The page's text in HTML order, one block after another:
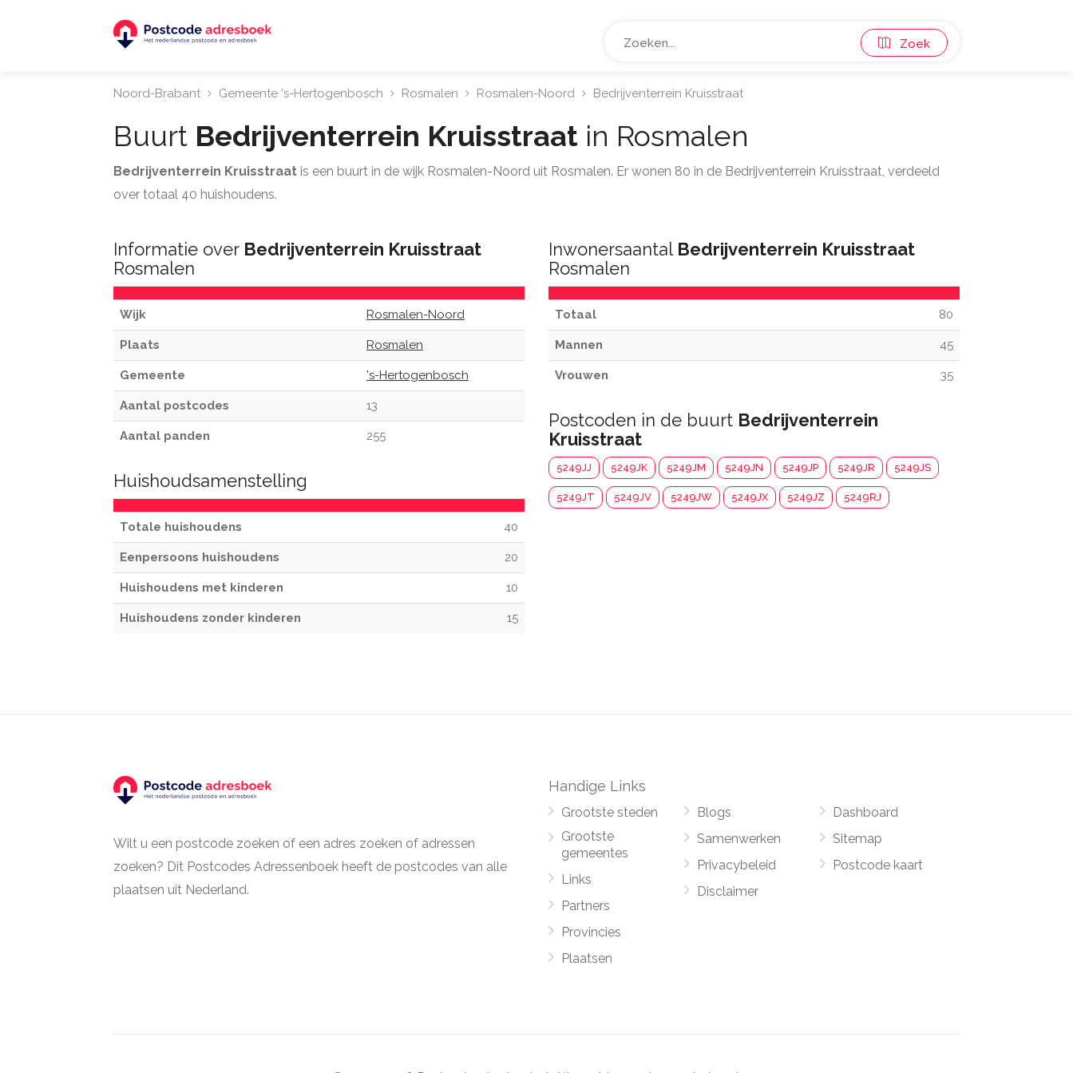
Zoek
Noord-Brabant Gemeente 's-Hertogenbosch Rosmalen Rosmalen-Noord Bedrijventerrein Kruisstraat
Buurt Bedrijventerrein Kruisstraat in Rosmalen
Bedrijventerrein Kruisstraat is een buurt in de wijk Rosmalen-Noord uit Rosmalen. Er wonen 80 in de Bedrijventerrein Kruisstraat, verdeeld
over totaal 40 huishoudens.
Informatie over Bedrijventerrein Kruisstraat
Rosmalen
Wijk Rosmalen-Noord
Plaats Rosmalen
Gemeente 's-Hertogenbosch
Aantal postcodes 13
Aantal panden 255
Huishoudsamenstelling
Totale huishoudens 40
Eenpersoons huishoudens 20
Huishoudens met kinderen 10
Huishoudens zonder kinderen 15
Inwonersaantal Bedrijventerrein Kruisstraat
Rosmalen
Totaal 80
Mannen 45
Vrouwen 35
Postcoden in de buurt Bedrijventerrein
Kruisstraat
5249JJ 5249JK 5249JM 5249JN 5249JP 5249JR 5249JS
5249JT 5249JV 5249JW 5249JX 5249JZ 5249RJ
Wilt u een postcode zoeken of een adres zoeken of adressen
zoeken? Dit Postcodes Adressenboek heeft de postcodes van alle
plaatsen uit Nederland.
Handige Links
Grootste steden
Grootste
gemeentes
Links
Partners
Provincies
Plaatsen
Blogs
Samenwerken
Privacybeleid
Disclaimer
Dashboard
Sitemap
Postcode kaart